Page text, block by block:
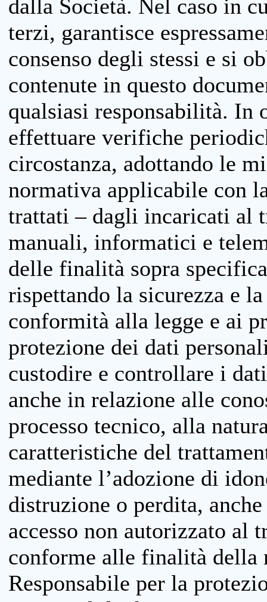
dalla Società. Nel caso in
terzi, garantisce
consenso degli stessi e si
contenute in questo
qualsiasi responsabilità. In
effettuare verifiche
circostanza, adottando le
normativa applicabile con
trattati – dagli incaricati al
manuali, informatici e
delle finalità sopra
rispettando la sicurezza e
conformità alla legge e ai
protezione dei dati
custodire e controllare i
anche in relazione alle
processo tecnico, alla
caratteristiche del
mediante l’adozione di
distruzione o perdita,
accesso non autorizzato al
conforme alle finalità della
Responsabile per la